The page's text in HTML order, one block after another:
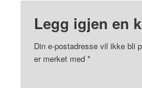
Legg igjen en
Din e-postadresse vil ikke bli
er merket med*